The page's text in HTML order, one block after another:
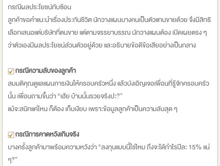
กรณีผลประโยชน์ทับซ้อน
ลูกค้าขอคำแนะนำเรื่องประกันชีวิต นักวางแผนบางคนเป็นตัวแทนขายด้วย จึงมีสิทธิ
เลือกเสนอแต่บริษัทที่ตนขาย แต่ตามจรรยาบรรณ นักวางแผนต้อง เปิดเผยตรง ๆ
ว่าตัวเองมีผลประโยชน์ส่วนตัวอยู่ด้วย และอธิบายข้อดีข้อเสียอย่างเป็นกลาง
กรณีความลับของลูกค้า
สมมติคุณดูแลแผนการเงินให้ครอบครัวหนึ่ง แล้วบังเอิญเจอเพื่อนที่รู้จักครอบครัว
นั้น เพื่อนถามขึ้นว่า “เฮ้ย บ้านนั้นรวยจริงปะ?”
แม้จะสนิทแค่ไหน ก็ต้อง เก็บเงียบ เพราะข้อมูลลูกค้าเป็นความลับสุด ๆ
กรณีการคาดหวังเกินจริง
บางครั้งลูกค้ามาพร้อมความหวังว่า “ลงทุนแบบนี้ใช่ไหม ถึงจะได้กำไรปีละ 15% แน่
ๆ?”